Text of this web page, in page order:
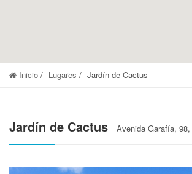
Inicio Lugares Jardín de Cactus
Jardín de Cactus Avenida Garafía,